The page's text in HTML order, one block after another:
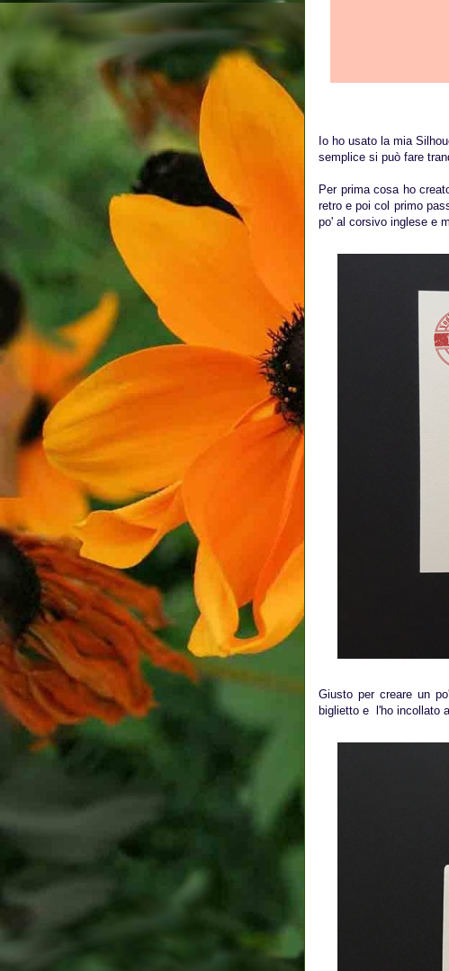
Io ho usato la mia
semplice si può fare
Per prima cosa ho
retro e poi col primo
po' al corsivo inglese e
Giusto per creare un
biglietto e l'ho incollato